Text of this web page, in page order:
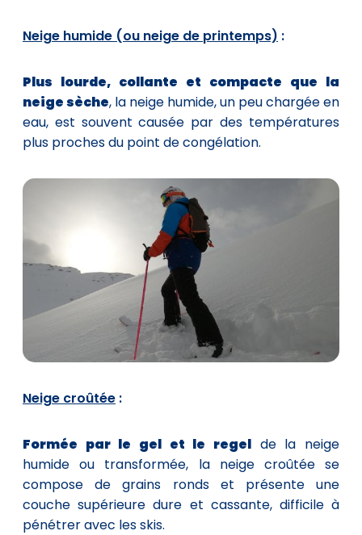
Neige humide (ou neige de printemps) :
Plus lourde, collante et compacte que la
neige sèche, la neige humide, un peu chargée en
eau, est souvent causée par des températures
plus proches du point de congélation.
Neige croûtée :
Formée par le gel et le regel de la neige
humide ou transformée, la neige croûtée se
compose de grains ronds et présente une
couche supérieure dure et cassante, difficile à
pénétrer avec les skis.